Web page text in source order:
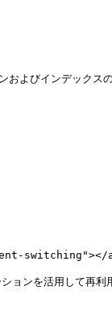
よびインデックスの
switching"></
ンを活用して再利